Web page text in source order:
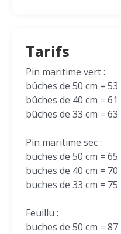
Tarifs
Pin maritime vert :
bûches de 50 cm =
bûches de 40 cm =
bûches de 33 cm =
Pin maritime sec :
buches de 50 cm =
buches de 40 cm =
buches de 33 cm =
Feuillu :
buches de 50 cm =